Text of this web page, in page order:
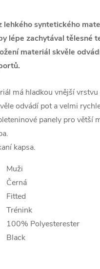
lehkého syntetického
lépe zachytával tělesné
materiál skvěle
má hladkou vnější
odvádí pot a velmi
panely pro větší
kapsa.
Muži
Černá
Fitted
Trénink
100% Polyesterester
Black